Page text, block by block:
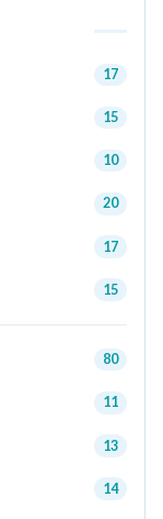
17
15
10
20
17
15
80
11
13
14